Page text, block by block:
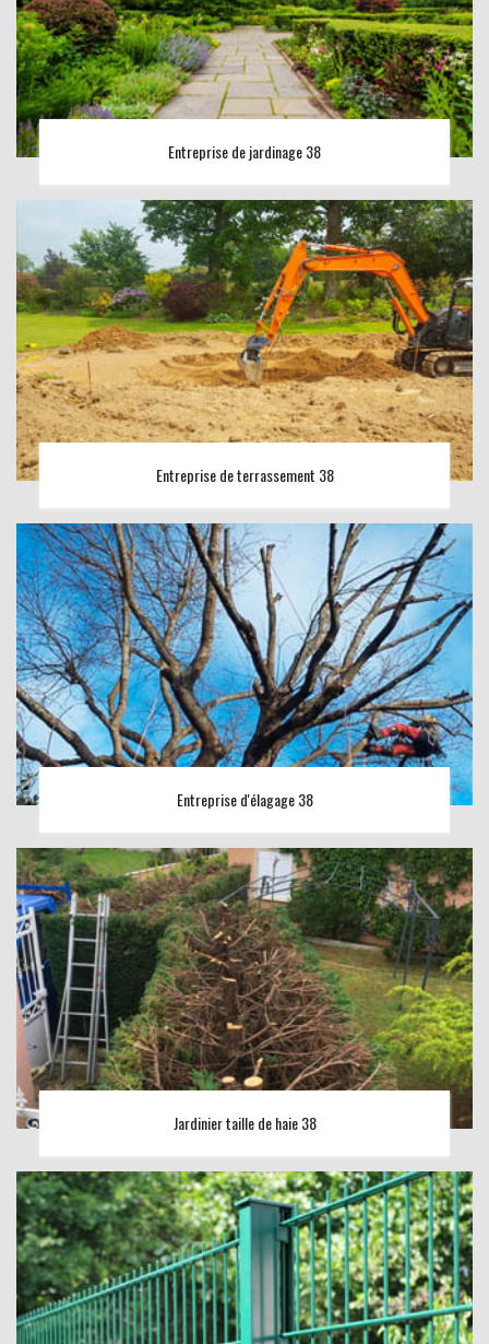
Entreprise de jardinage 38
Entreprise de terrassement 38
Entreprise d'élagage 38
Jardinier taille de haie 38